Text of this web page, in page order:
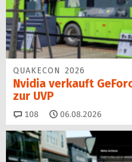
QUAKECON 2026
Nvidia verkauft
zur UVP
108 Kommentare
06.08.2026